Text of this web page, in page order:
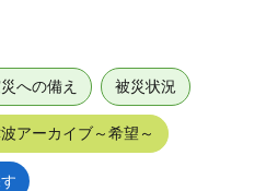
への備え 被災状況
アーカイブ～希望～